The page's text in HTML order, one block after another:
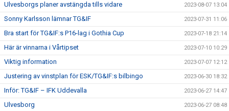
Ulvesborgs planer avstängda tills vidare 2023-08-07 13:04
Sonny Karlsson lämnar TG&IF 2023-07-31 11:06
Bra start för TG&IF:s P16-lag i Gothia Cup 2023-07-18 21:14
Här är vinnarna i Vårtipset 2023-07-10 10:29
Viktig information 2023-07-07 12:12
Justering av vinstplan för ESK/TG&IF:s bilbingo 2023-06-30 18:32
Inför: TG&IF – IFK Uddevalla 2023-06-27 14:47
Ulvesborg 2023-06-27 08:48